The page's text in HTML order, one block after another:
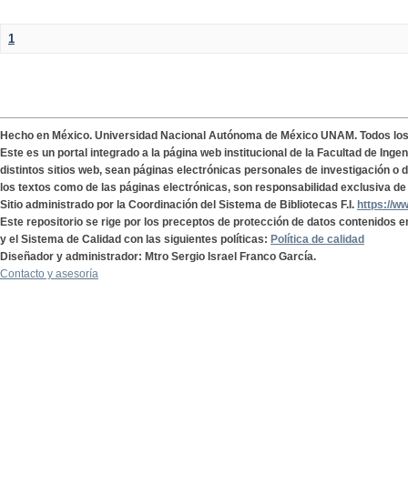
1
Hecho en México. Universidad Nacional Autónoma de México UNAM. Todos
Este es un portal integrado a la página web institucional de la Facultad de
distintos sitios web, sean páginas electrónicas personales de investigación o
los textos como de las páginas electrónicas, son responsabilidad exclusiva
Sitio administrado por la Coordinación del Sistema de Bibliotecas F.I. https://
Este repositorio se rige por los preceptos de protección de datos contenidos
y el Sistema de Calidad con las siguientes políticas: Política de calidad
Diseñador y administrador: Mtro Sergio Israel Franco García.
Contacto y asesoría